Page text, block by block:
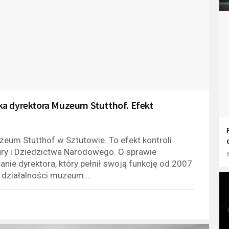
dyrektora Muzeum Stutthof. Efekt
Stutthof w Sztutowie. To efekt kontroli
i Dziedzictwa Narodowego. O sprawie
dyrektora, który pełnił swoją funkcję od 2007
muzeum...